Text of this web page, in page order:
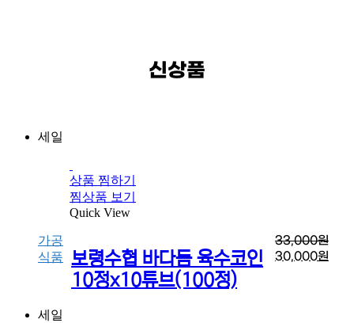
신상품
세일
상품 찜하기
찜상품 보기
Quick View
가공
식품
보령수협 바다듬 육수코인
10정x10튜브(100정)
33,000원
30,000원
세일